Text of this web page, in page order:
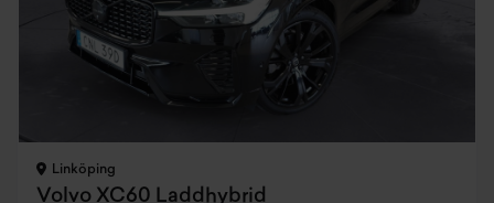
Linköping
Volvo XC60 Laddhybrid